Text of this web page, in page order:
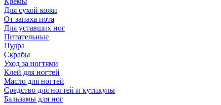
Для сухой кожи
От запаха пота
Для уставших ног
Питательные
Пудра
Скрабы
Уход за ногтями
Клей для ногтей
Масло для ногтей
Средство для ногтей и кутикулы
Бальзамы для ног